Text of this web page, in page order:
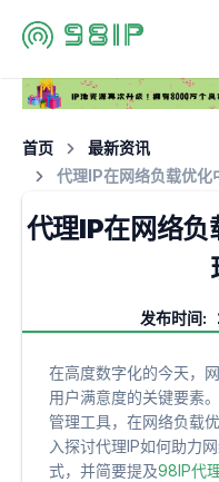
首页
最新资讯
代理IP在网络负载优化
代理IP在网络负
发布时间
在高度数字化的今天，
用户满意度的关键要素
管理工具，在网络负载
入探讨代理IP如何助力
式，并简要提及98IP代